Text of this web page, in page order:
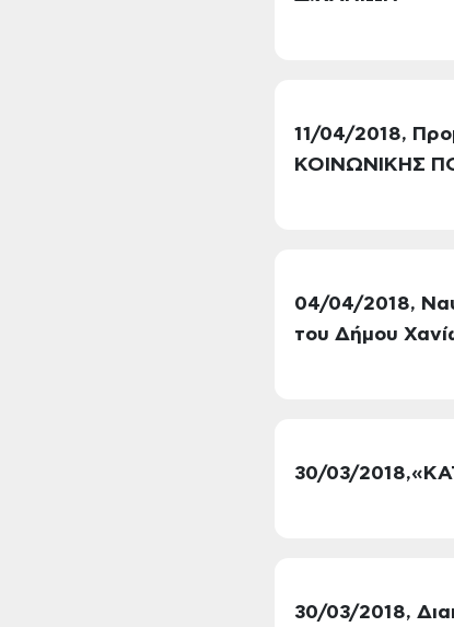
11/04/2018,
ΚΟΙΝΩΝΙΚΗΣ
04/04/2018,
του Δήμου
30/03/
30/03/2018,